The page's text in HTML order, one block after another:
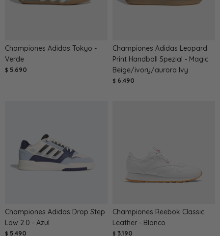
Championes Adidas Tokyo -
Verde
$ 5.690
Championes Adidas Leopard
Print Handball Spezial - Magic
Beige/ivory/aurora Ivy
$ 6.490
Championes Adidas Drop Step
Low 2.0 - Azul
$ 5.490
Championes Reebok Classic
Leather - Blanco
$ 3.190